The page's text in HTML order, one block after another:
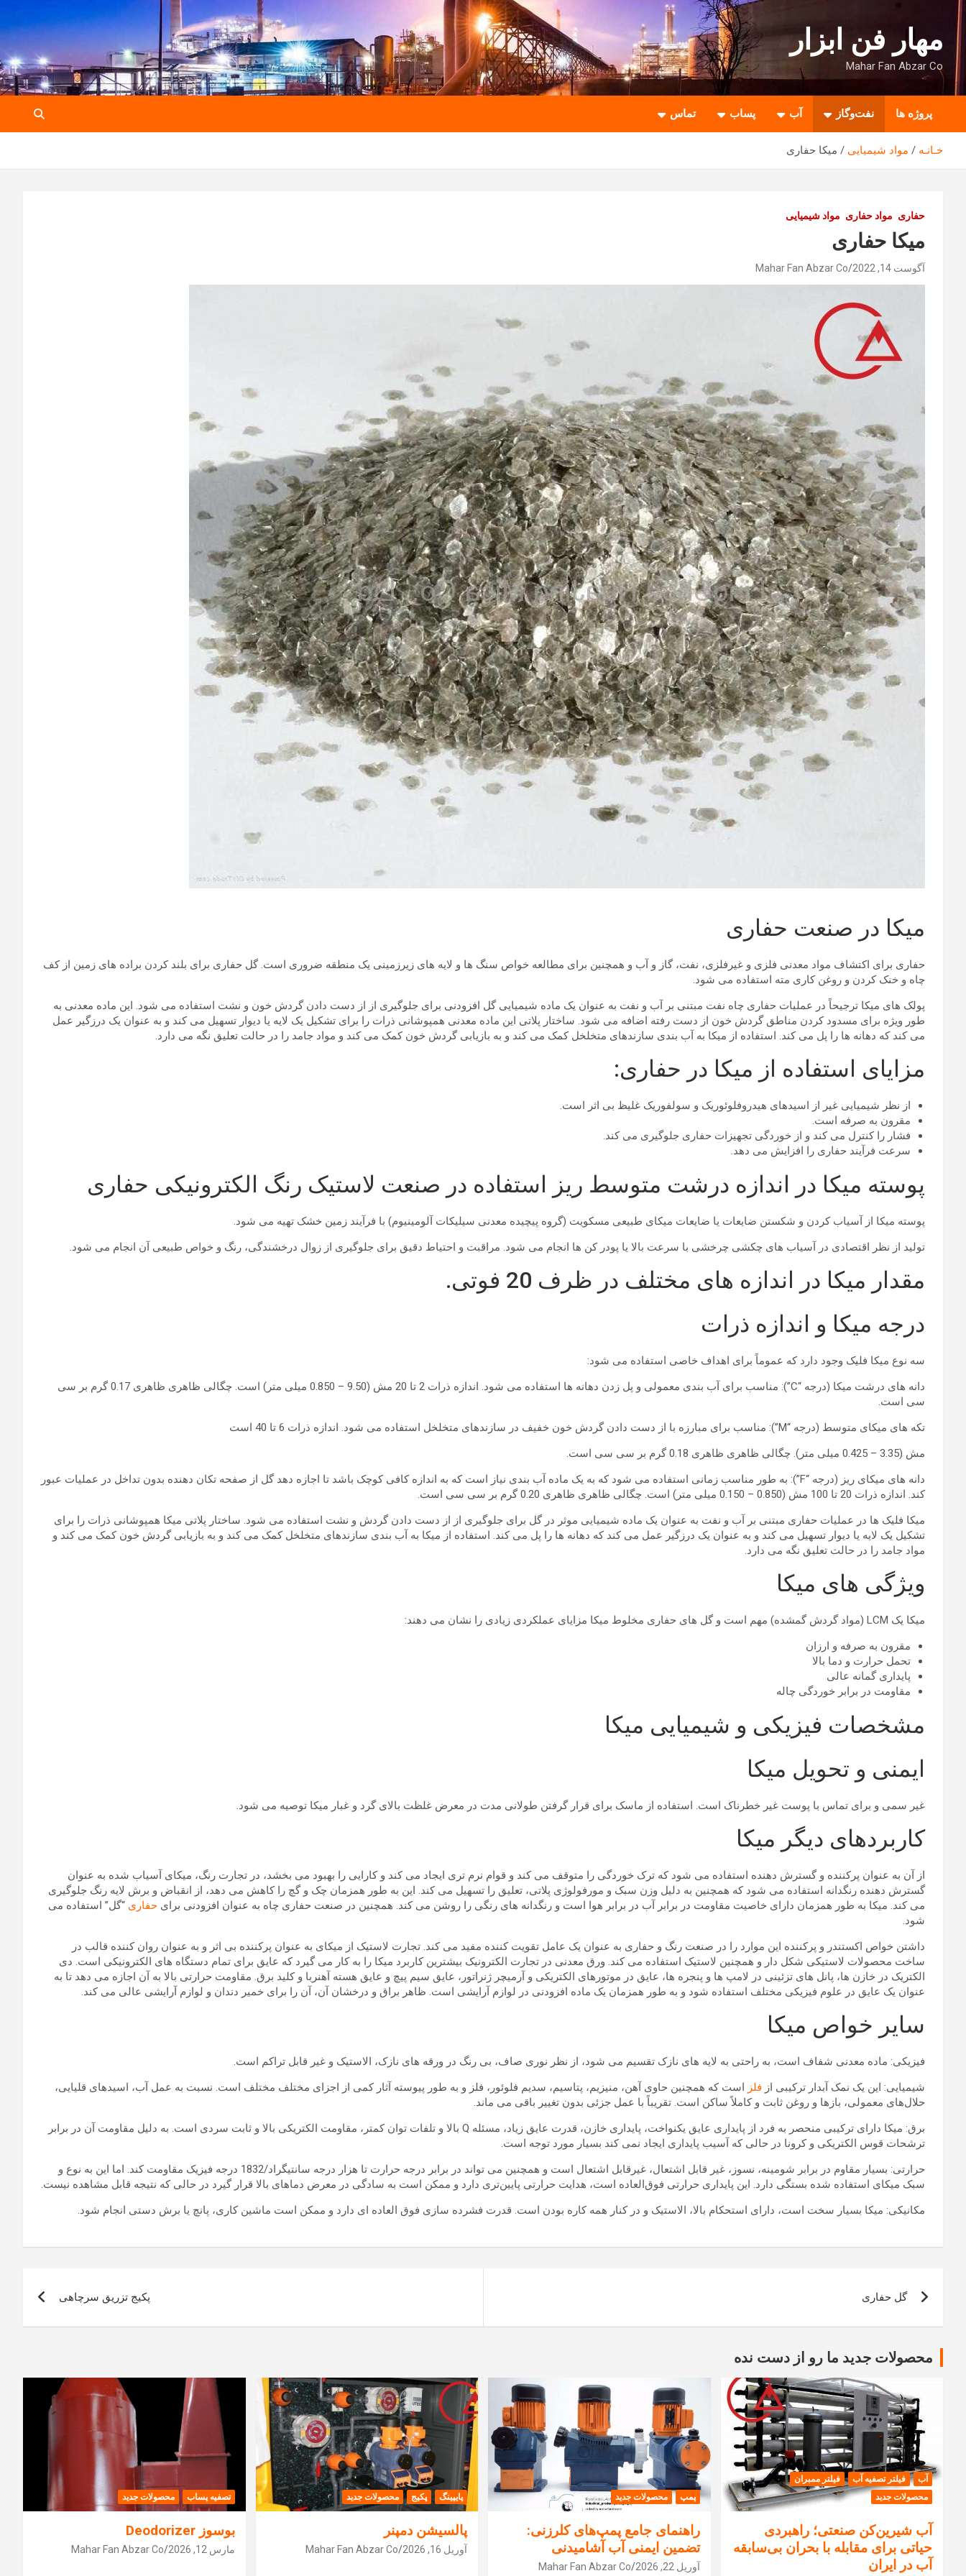
به
محتوا
بروید
مهار فن ابزار
Mahar Fan Abzar Co
پروژه ها نفت‌وگاز آب پساب تماس
خـانـه مواد شیمیایی میکا حفاری
حفاری مواد حفاری مواد شیمیایی
میکا حفاری
آگوست 14, 2022 Mahar Fan Abzar Co
میکا در صنعت حفاری
حفاری برای اکتشاف مواد معدنی فلزی و غیرفلزی، نفت، گاز و آب و همچنین برای مطالعه خواص سنگ ها و لایه های زیرزمینی یک منطقه ضروری است. گل حفاری برای بلند کردن براده های زمین از کف
چاه و خنک کردن و روغن کاری مته استفاده می شود.
پولک های میکا ترجیحاً در عملیات حفاری چاه نفت مبتنی بر آب و نفت به عنوان یک ماده شیمیایی گل افزودنی برای جلوگیری از از دست دادن گردش خون و نشت استفاده می شود. این ماده معدنی به
طور ویژه برای مسدود کردن مناطق گردش خون از دست رفته اضافه می شود. ساختار پلاتی این ماده معدنی همپوشانی ذرات را برای تشکیل یک لایه یا دیوار تسهیل می کند و به عنوان یک درزگیر عمل
می کند که دهانه ها را پل می کند. استفاده از میکا به آب بندی سازندهای متخلخل کمک می کند و به بازیابی گردش خون کمک می کند و مواد جامد را در حالت تعلیق نگه می دارد.
مزایای استفاده از میکا در حفاری:
از نظر شیمیایی غیر از اسیدهای هیدروفلوئوریک و سولفوریک غلیظ بی اثر است.
مقرون به صرفه است.
فشار را کنترل می کند و از خوردگی تجهیزات حفاری جلوگیری می کند.
سرعت فرآیند حفاری را افزایش می دهد.
پوسته میکا در اندازه درشت متوسط ​​ریز استفاده در صنعت لاستیک رنگ الکترونیکی حفاری
پوسته میکا از آسیاب کردن و شکستن ضایعات یا ضایعات میکای طبیعی مسکویت (گروه پیچیده معدنی سیلیکات آلومینیوم) با فرآیند زمین خشک تهیه می شود.
تولید از نظر اقتصادی در آسیاب های چکشی چرخشی با سرعت بالا یا پودر کن ها انجام می شود. مراقبت و احتیاط دقیق برای جلوگیری از زوال درخشندگی، رنگ و خواص طبیعی آن انجام می شود.
مقدار میکا در اندازه های مختلف در ظرف 20 فوتی.
درجه میکا و اندازه ذرات
سه نوع میکا فلیک وجود دارد که عموماً برای اهداف خاصی استفاده می شود:
دانه های درشت میکا (درجه “C”): مناسب برای آب بندی معمولی و پل زدن دهانه ها استفاده می شود. اندازه ذرات 2 تا 20 مش (9.50 – 0.850 میلی متر) است. چگالی ظاهری ظاهری 0.17 گرم بر سی
سی است.
تکه های میکای متوسط ​​(درجه “M”): مناسب برای مبارزه با از دست دادن گردش خون خفیف در سازندهای متخلخل استفاده می شود. اندازه ذرات 6 تا 40 است
مش (3.35 – 0.425 میلی متر). چگالی ظاهری ظاهری 0.18 گرم بر سی سی است.
دانه های میکای ریز (درجه “F”): به طور مناسب زمانی استفاده می شود که به یک ماده آب بندی نیاز است که به اندازه کافی کوچک باشد تا اجازه دهد گل از صفحه تکان دهنده بدون تداخل در عملیات عبور
کند. اندازه ذرات 20 تا 100 مش (0.850 – 0.150 میلی متر) است. چگالی ظاهری ظاهری 0.20 گرم بر سی سی است.
میکا فلیک ها در عملیات حفاری مبتنی بر آب و نفت به عنوان یک ماده شیمیایی موثر در گل برای جلوگیری از از دست دادن گردش و نشت استفاده می شود. ساختار پلاتی میکا همپوشانی ذرات را برای
تشکیل یک لایه یا دیوار تسهیل می کند و به عنوان یک درزگیر عمل می کند که دهانه ها را پل می کند. استفاده از میکا به آب بندی سازندهای متخلخل کمک می کند و به بازیابی گردش خون کمک می کند و
مواد جامد را در حالت تعلیق نگه می دارد.
ویژگی های میکا
میکا یک LCM (مواد گردش گمشده) مهم است و گل های حفاری مخلوط میکا مزایای عملکردی زیادی را نشان می دهند:
مقرون به صرفه و ارزان
تحمل حرارت و دما بالا
پایداری گمانه عالی
مقاومت در برابر خوردگی چاله
مشخصات فیزیکی و شیمیایی میکا
ایمنی و تحویل میکا
غیر سمی و برای تماس با پوست غیر خطرناک است. استفاده از ماسک برای قرار گرفتن طولانی مدت در معرض غلظت بالای گرد و غبار میکا توصیه می شود.
کاربردهای دیگر میکا
از آن به عنوان پرکننده و گسترش دهنده استفاده می شود که ترک خوردگی را متوقف می کند و قوام نرم تری ایجاد می کند و کارایی را بهبود می بخشد، در تجارت رنگ، میکای آسیاب شده به عنوان
گسترش دهنده رنگدانه استفاده می شود که همچنین به دلیل وزن سبک و مورفولوژی پلاتی، تعلیق را تسهیل می کند. این به طور همزمان چک و گچ را کاهش می دهد، از انقباض و برش لایه رنگ جلوگیری
می کند. میکا به طور همزمان دارای خاصیت مقاومت در برابر آب در برابر هوا است و رنگدانه های رنگی را روشن می کند. همچنین در صنعت حفاری چاه به عنوان افزودنی برای حفاری “گل” استفاده می
شود.
داشتن خواص اکستندر و پرکننده این موارد را در صنعت رنگ و حفاری به عنوان یک عامل تقویت کننده مفید می کند. تجارت لاستیک از میکای به عنوان پرکننده بی اثر و به عنوان روان کننده قالب در
ساخت محصولات لاستیکی شکل دار و همچنین لاستیک استفاده می کند. ورق معدنی در تجارت الکترونیک بیشترین کاربرد میکا را به کار می گیرد که عایق برای تمام دستگاه های الکترونیکی است. دی
الکتریک در خازن ها، پانل های تزئینی در لامپ ها و پنجره ها، عایق در موتورهای الکتریکی و آرمیچر ژنراتور، عایق سیم پیچ و عایق هسته آهنربا و کلید برق. مقاومت حرارتی بالا به آن اجازه می دهد تا به
عنوان یک عایق در علوم فیزیکی مختلف استفاده شود و به طور همزمان یک ماده افزودنی در لوازم آرایشی است. ظاهر براق و درخشان آن، آن را برای خمیر دندان و لوازم آرایشی عالی می کند.
سایر خواص میکا
فیزیکی: ماده معدنی شفاف است، به راحتی به لایه های نازک تقسیم می شود، از نظر نوری صاف، بی رنگ در ورقه های نازک، الاستیک و غیر قابل تراکم است.
شیمیایی: این یک نمک آبدار ترکیبی از فلز است که همچنین حاوی آهن، منیزیم، پتاسیم، سدیم فلوئور، فلز و به طور پیوسته آثار کمی از اجزای مختلف مختلف است. نسبت به عمل آب، اسیدهای قلیایی،
حلال‌های معمولی، بازها و روغن ثابت و کاملاً ساکن است. تقریباً با عمل جزئی بدون تغییر باقی می ماند.
برق: میکا دارای ترکیبی منحصر به فرد از پایداری عایق یکنواخت، پایداری خازن، قدرت عایق زیاد، مسئله Q بالا و تلفات توان کمتر، مقاومت الکتریکی بالا و ثابت سردی است. به دلیل مقاومت آن در برابر
ترشحات قوس الکتریکی و کرونا در حالی که آسیب پایداری ایجاد نمی کند بسیار مورد توجه است.
حرارتی: بسیار مقاوم در برابر شومینه، نسوز، غیر قابل اشتعال، غیرقابل اشتعال است و همچنین می تواند در برابر درجه حرارت تا هزار درجه سانتیگراد/1832 درجه فیزیک مقاومت کند. اما این به نوع و
سبک میکای استفاده شده بستگی دارد. این پایداری حرارتی فوق‌العاده است، هدایت حرارتی پایین‌تری دارد و ممکن است به سادگی در معرض دماهای بالا قرار گیرد در حالی که نتیجه قابل مشاهده نیست.
مکانیکی: میکا بسیار سخت است، دارای استحکام بالا، الاستیک و در کنار همه کاره بودن است. قدرت فشرده سازی فوق العاده ای دارد و ممکن است ماشین کاری، پانچ یا برش دستی انجام شود.
نوشته
گل حفاری پکیج تزریق سرچاهی
محصولات جدید ما رو از دست نده
آب فیلتر تصفیه آب
فیلتر ممبران
محصولات جدید
آب شیرین‌کن صنعتی؛ راهبردی
حیاتی برای مقابله با بحران بی‌سابقه
آب در ایران
پمپ محصولات جدید
راهنمای جامع پمپ‌های کلرزنی:
تضمین ایمنی آب آشامیدنی
آوریل 22, 2026 Mahar Fan Abzar Co
پایپینگ پکیج محصولات جدید
پالسیشن دمپنر
آوریل 16, 2026 Mahar Fan Abzar Co
تصفیه پساب محصولات جدید
بوسوز Deodorizer
مارس 12, 2026 Mahar Fan Abzar Co